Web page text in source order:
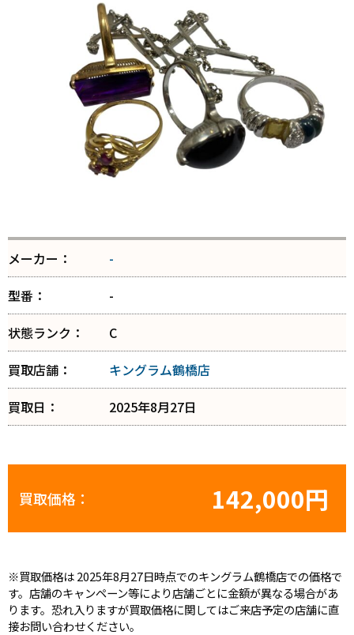
メーカー：
-
型番：
-
状態ランク：
C
買取店舗：
キングラム鶴橋店
買取日：
2025年8月27日
買取価格： 142,000円
※買取価格は 2025年8月27日時点でのキングラム鶴橋店での価格で
す。店舗のキャンペーン等により店舗ごとに金額が異なる場合があ
ります。恐れ入りますが買取価格に関してはご来店予定の店舗に直
接お問い合わせください。